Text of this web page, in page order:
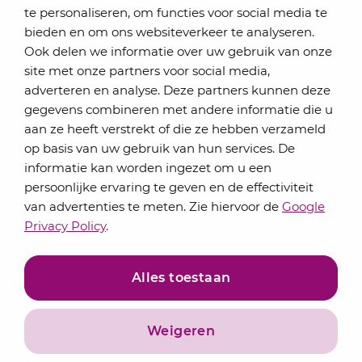
te personaliseren, om functies voor social media te
bieden en om ons websiteverkeer te analyseren.
Ook delen we informatie over uw gebruik van onze
site met onze partners voor social media,
adverteren en analyse. Deze partners kunnen deze
gegevens combineren met andere informatie die u
aan ze heeft verstrekt of die ze hebben verzameld
op basis van uw gebruik van hun services. De
informatie kan worden ingezet om u een
persoonlijke ervaring te geven en de effectiviteit
van advertenties te meten. Zie hiervoor de Google
Privacy Policy.
Alles toestaan
Weigeren
Schrijf je in voor onze nieuwsbrief
Elke maand bundelen de adviseurs van Lansigt in
de eSigt het nieuws.
Jouw emailadres
Inschrijven
PrivacyverklaringAlgemene voorwaarden